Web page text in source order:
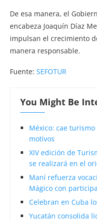
De esa manera, el
encabeza Joaquín Díaz
impulsan el crecimiento
manera responsable.
Fuente: SEFOTUR
You Might Be
México: cae
motivos
XIV edición de
se realizará en el
Maní refuerza
Mágico con
Celebran en Cuba
Yucatán consolida